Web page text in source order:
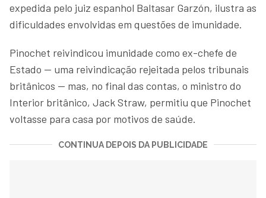
expedida pelo juiz espanhol Baltasar Garzón, ilustra as
dificuldades envolvidas em questões de imunidade.
Pinochet reivindicou imunidade como ex-chefe de
Estado — uma reivindicação rejeitada pelos tribunais
britânicos — mas, no final das contas, o ministro do
Interior britânico, Jack Straw, permitiu que Pinochet
voltasse para casa por motivos de saúde.
CONTINUA DEPOIS DA PUBLICIDADE